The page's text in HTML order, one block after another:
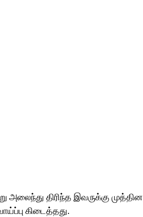
அலைந்து திரிந்த இவருக்கு முத்தின
கிடைத்தது.